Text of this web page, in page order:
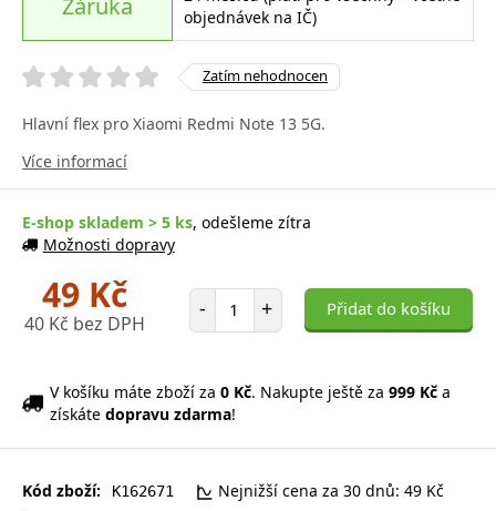
objednávek na IČ)
Zatím nehodnocen
Hlavní flex pro Xiaomi Redmi Note 13 5G.
Více informací
E-shop skladem > 5 ks, odešleme zítra
Možnosti dopravy
49 Kč
40 Kč bez DPH
- Počet položek
+ Přidat do košíku
V košíku máte zboží za 0 Kč. Nakupte ještě za 999 Kč a
získáte dopravu zdarma!
Kód zboží: K162671
Nejnižší cena za 30 dnů: 49 Kč